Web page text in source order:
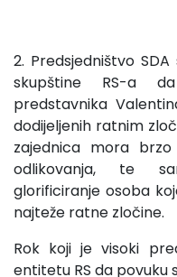
2. Predsjedništvo
skupštine RS-a
predstavnika
dodijeljenih ratnim
zajednica mora
odlikovanja, te
glorificiranje osoba
najteže ratne zločine.
Rok koji je visoki
entitetu RS da povuku